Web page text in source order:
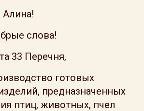
Алина!
слова!
33 Перечня,
готовых
предназначенных
птиц, животных, пчел